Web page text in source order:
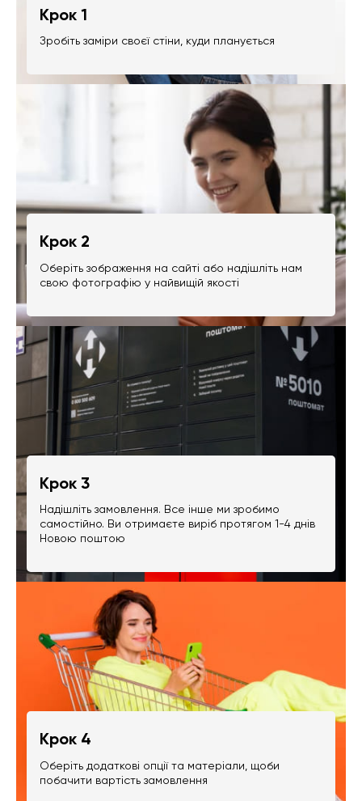
Крок 1
Зробіть заміри своєї стіни, куди планується
Крок 2
Оберіть зображення на сайті або надішліть нам
свою фотографію у найвищій якості
Крок 3
Надішліть замовлення. Все інше ми зробимо
самостійно. Ви отримаєте виріб протягом 1-4 днів
Новою поштою
Крок 4
Оберіть додаткові опції та матеріали, щоби
побачити вартість замовлення